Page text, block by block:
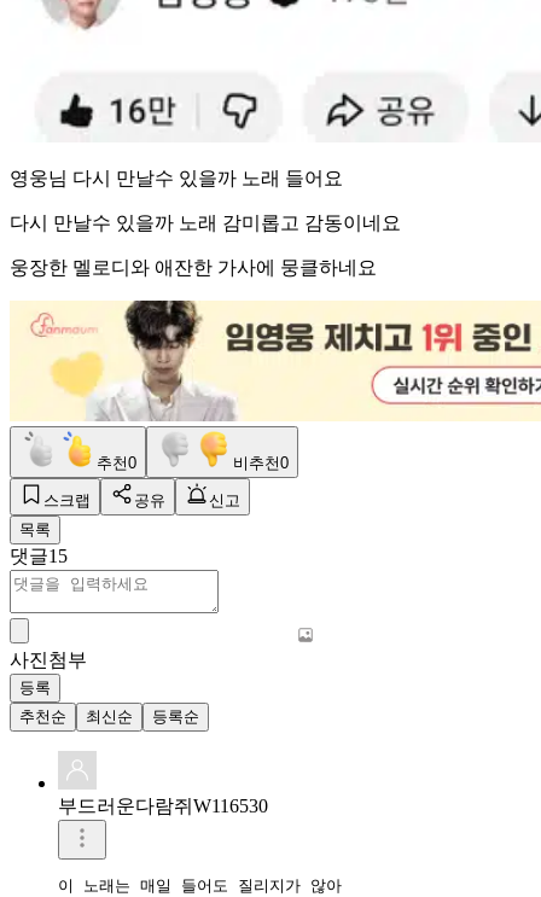
영웅님 다시 만날수 있을까 노래 들어요
다시 만날수 있을까 노래 감미롭고 감동이네요
웅장한 멜로디와 애잔한 가사에 뭉클하네요
추천0 비추천0
스크랩 공유
신고
목록
댓글15
사진첨부
등록
추천순
최신순 등록순
부드러운다람쥐W116530
이 노래는 매일 들어도 질리지가 않아